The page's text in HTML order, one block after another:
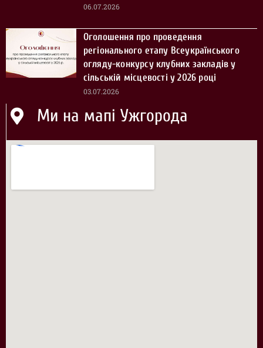
06.07.2026
Оголошення про проведення
регіонального етапу Всеукраїнського
огляду-конкурсу клубних закладів у
сільській місцевості у 2026 році
03.07.2026
Ми на мапі Ужгорода